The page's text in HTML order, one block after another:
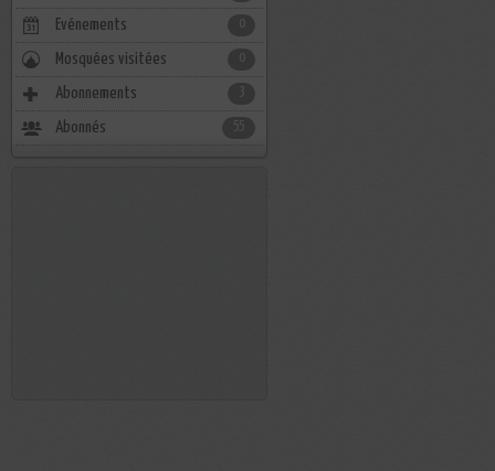
Evénements
Mosquées visitées
Abonnements
Abonnés 55